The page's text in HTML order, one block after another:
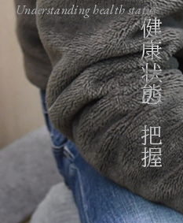
健康状態の把握
Understanding health status